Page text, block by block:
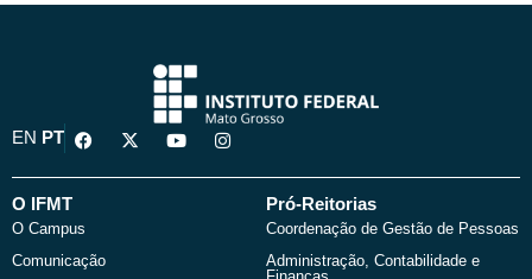
EN PT
F
a
e
o
k
X
-
w
Y
o
t
I
n
t
O IFMT
O Campus
Comunicação
Pró-Reitorias
Coordenação de Gestão de Pessoas
Administração, Contabilidade e
Finanças